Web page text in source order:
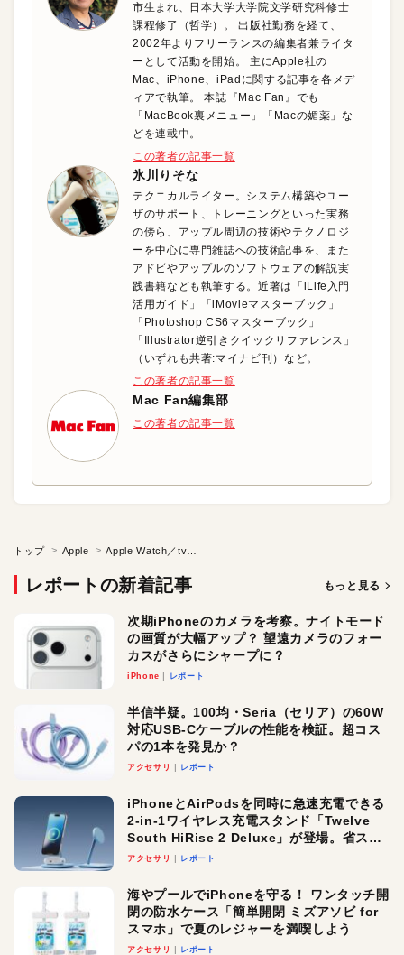
市生まれ、日本大学大学院文学研究科修士
課程修了（哲学）。 出版社勤務を経て、
2002年よりフリーランスの編集者兼ライタ
ーとして活動を開始。 主にApple社の
Mac、iPhone、iPadに関する記事を各メデ
ィアで執筆。 本誌『Mac Fan』でも
「MacBook裏メニュー」「Macの媚薬」な
どを連載中。
この著者の記事一覧
氷川りそな
テクニカルライター。システム構築やユー
ザのサポート、トレーニングといった実務
の傍ら、アップル周辺の技術やテクノロジ
ーを中心に専門雑誌への技術記事を、また
アドビやアップルのソフトウェアの解説実
践書籍なども執筆する。近著は「iLife入門
活用ガイド」「iMovieマスターブック」
「Photoshop CS6マスターブック」
「Illustrator逆引きクイックリファレンス」
（いずれも共著:マイナビ刊）など。
この著者の記事一覧
Mac Fan編集部
この著者の記事一覧
トップ Apple
レポートの新着記事 もっと見る
次期iPhoneのカメラを考察。ナイトモード
の画質が大幅アップ？ 望遠カメラのフォー
カスがさらにシャープに？
iPhone レポート
半信半疑。100均・Seria（セリア）の60W
対応USB-Cケーブルの性能を検証。超コス
パの1本を発見か？
アクセサリ レポート
iPhoneとAirPodsを同時に急速充電できる
2-in-1ワイヤレス充電スタンド「Twelve
South HiRise 2 Deluxe」が登場。省スペ
ースでおしゃれに充電したい人にオスス
アクセサリ レポート
海やプールでiPhoneを守る！ ワンタッチ開
閉の防水ケース「簡単開閉 ミズアソビ for
スマホ」で夏のレジャーを満喫しよう
アクセサリ レポート